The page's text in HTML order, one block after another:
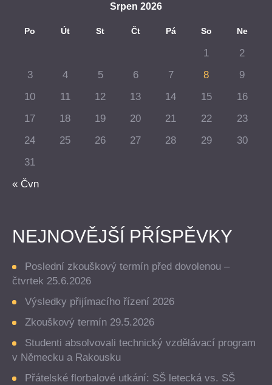
Srpen 2026
Po Út St Čt Pá So Ne
« Čvn
1
2
3
4 5 6 7 8
9
10
11 12 13 14 15
16
17
18 19 20 21 22
23
24
25 26 27 28 29
30
31
NEJNOVĚJŠÍ PŘÍSPĚVKY
Poslední zkouškový termín před dovolenou –
čtvrtek 25.6.2026
Výsledky přijímacího řízení 2026
Zkouškový termín 29.5.2026
Studenti absolvovali technický vzdělávací program
v Německu a Rakousku
Přátelské florbalové utkání: SŠ letecká vs. SŠ